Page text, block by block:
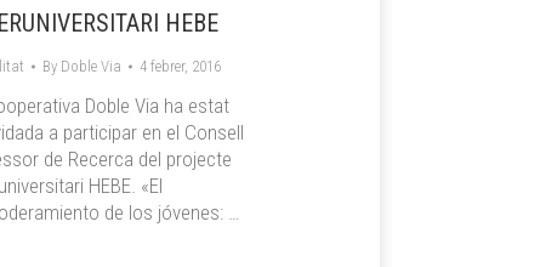
HEBE
By Doble Via 4 febrer, 2016
Doble Via ha estat
a participar en el Consell
de Recerca del projecte
HEBE. «El
de los jóvenes: …